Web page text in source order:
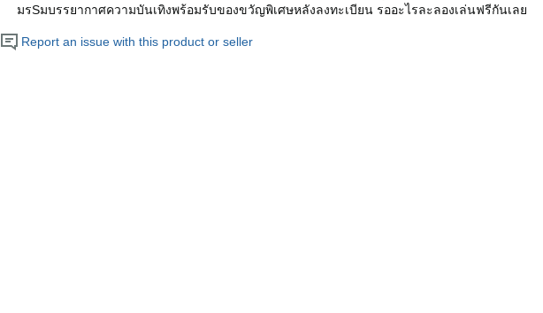
มรSมบรรยากาศความบันเทิงพร้อมรับของขวัญพิเศษหลังลงทะเบียน รออะไรละลองเล่นฟรีกันเลย
Report an issue with this product or seller